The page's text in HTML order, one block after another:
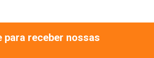
para receber nossas